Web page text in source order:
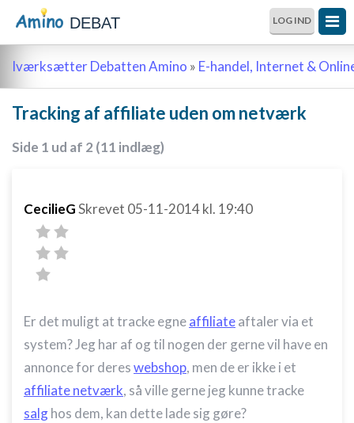
DEBAT LOG IND
Iværksætter Debatten Amino » E-handel, Internet &
Tracking af affiliate uden om netværk
Side 1 ud af 2 (11 indlæg)
CecilieGSkrevet 05-11-2014kl. 19:40
Er det muligt at tracke egneaffiliateaftaler via et
system? Jeg har af og til nogen der gerne vil have en
annonce for dereswebshop, men de er ikke i et
affiliate netværk, så ville gerne jeg kunne tracke
salghos dem, kan dette lade sig gøre?